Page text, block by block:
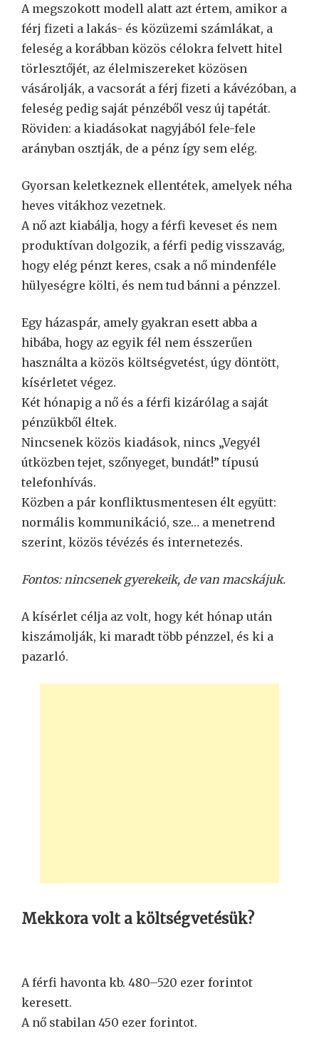
A megszokott modell alatt azt értem, amikor a
férj fizeti a lakás- és közüzemi számlákat, a
feleség a korábban közös célokra felvett hitel
törlesztőjét, az élelmiszereket közösen
vásárolják, a vacsorát a férj fizeti a kávézóban, a
feleség pedig saját pénzéből vesz új tapétát.
Röviden: a kiadásokat nagyjából fele-fele
arányban osztják, de a pénz így sem elég.
Gyorsan keletkeznek ellentétek, amelyek néha
heves vitákhoz vezetnek.
A nő azt kiabálja, hogy a férfi keveset és nem
produktívan dolgozik, a férfi pedig visszavág,
hogy elég pénzt keres, csak a nő mindenféle
hülyeségre költi, és nem tud bánni a pénzzel.
Egy házaspár, amely gyakran esett abba a
hibába, hogy az egyik fél nem ésszerűen
használta a közös költségvetést, úgy döntött,
kísérletet végez.
Két hónapig a nő és a férfi kizárólag a saját
pénzükből éltek.
Nincsenek közös kiadások, nincs „Vegyél
útközben tejet, szőnyeget, bundát!” típusú
telefonhívás.
Közben a pár konfliktusmentesen élt együtt:
normális kommunikáció, sze… a menetrend
szerint, közös tévézés és internetezés.
Fontos: nincsenek gyerekeik, de van macskájuk.
A kísérlet célja az volt, hogy két hónap után
kiszámolják, ki maradt több pénzzel, és ki a
pazarló.
Mekkora volt a költségvetésük?
A férfi havonta kb. 480–520 ezer forintot
keresett.
A nő stabilan 450 ezer forintot.